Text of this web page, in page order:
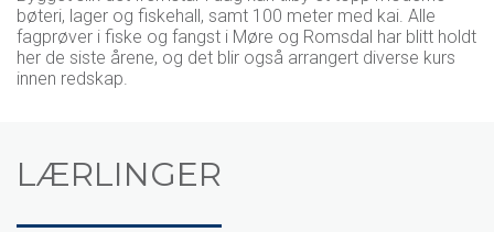
bøteri, lager og fiskehall, samt 100 meter med kai. Alle
fagprøver i fiske og fangst i Møre og Romsdal har blitt holdt
her de siste årene, og det blir også arrangert diverse kurs
innen redskap.
LÆRLINGER